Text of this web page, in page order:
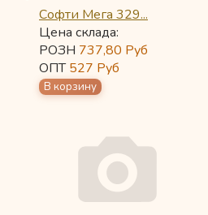
Софти Мега 329...
Цена склада:
РОЗН 737,80 Руб
ОПТ527 Руб